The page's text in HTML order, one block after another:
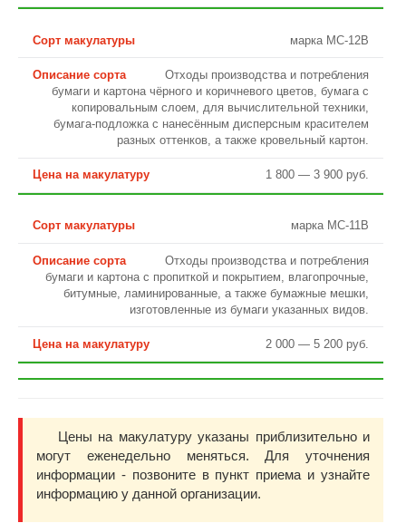
марка МС-12В
Отходы производства и потребления
бумаги и картона чёрного и коричневого цветов, бумага с
копировальным слоем, для вычислительной техники,
бумага-подложка с нанесённым дисперсным красителем
разных оттенков, а также кровельный картон.
1 800 — 3 900 руб.
марка МС-11В
Отходы производства и потребления
бумаги и картона с пропиткой и покрытием, влагопрочные,
битумные, ламинированные, а также бумажные мешки,
изготовленные из бумаги указанных видов.
2 000 — 5 200 руб.
Цены на макулатуру указаны приблизительно и
могут еженедельно меняться. Для уточнения
информации - позвоните в пункт приема и узнайте
информацию у данной организации.